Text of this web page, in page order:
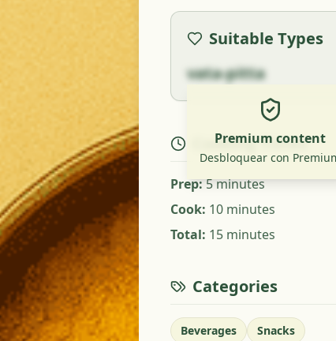
Suitable Types
vata-pitta
Premium content
Desbloquear con
Cooking Times
Prep:5 minutes
Cook: 10 minutes
Total: 15 minutes
Categories
Beverages Snacks